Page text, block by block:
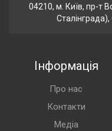
04210, м. Київ, пр-т
Інформація
Про нас
Контакти
Медіа